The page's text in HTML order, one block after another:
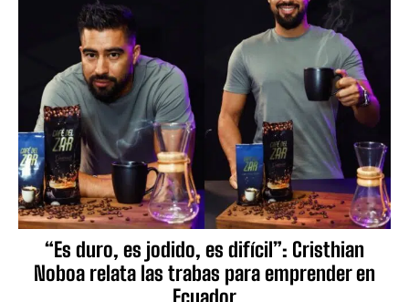
“Es duro, es jodido, es difícil”: Cristhian
Noboa relata las trabas para emprender en
Ecuador